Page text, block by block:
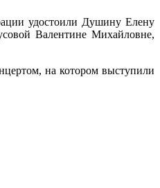
удостоили Душину Елену
Валентине Михайловне,
на котором выступили